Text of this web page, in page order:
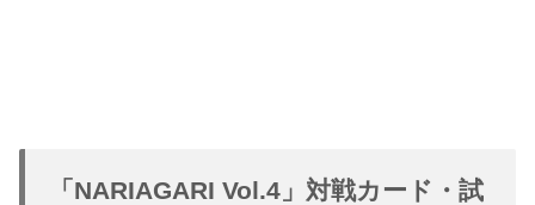
「NARIAGARI Vol.4」対戦カード・試